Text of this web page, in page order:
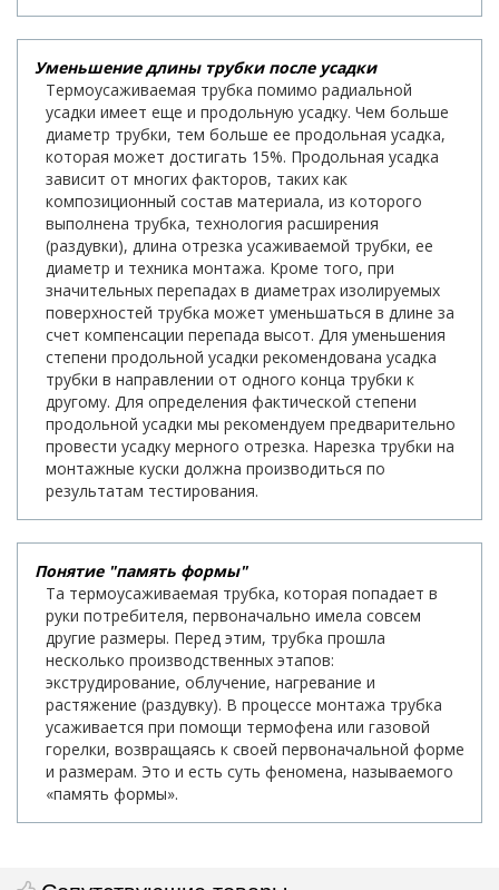
Уменьшение длины трубки после усадки
Термоусаживаемая трубка помимо радиальной
усадки имеет еще и продольную усадку. Чем больше
диаметр трубки, тем больше ее продольная усадка,
которая может достигать 15%. Продольная усадка
зависит от многих факторов, таких как
композиционный состав материала, из которого
выполнена трубка, технология расширения
(раздувки), длина отрезка усаживаемой трубки, ее
диаметр и техника монтажа. Кроме того, при
значительных перепадах в диаметрах изолируемых
поверхностей трубка может уменьшаться в длине за
счет компенсации перепада высот. Для уменьшения
степени продольной усадки рекомендована усадка
трубки в направлении от одного конца трубки к
другому. Для определения фактической степени
продольной усадки мы рекомендуем предварительно
провести усадку мерного отрезка. Нарезка трубки на
монтажные куски должна производиться по
результатам тестирования.
Понятие "память формы"
Та термоусаживаемая трубка, которая попадает в
руки потребителя, первоначально имела совсем
другие размеры. Перед этим, трубка прошла
несколько производственных этапов:
экструдирование, облучение, нагревание и
растяжение (раздувку). В процессе монтажа трубка
усаживается при помощи термофена или газовой
горелки, возвращаясь к своей первоначальной форме
и размерам. Это и есть суть феномена, называемого
«память формы».